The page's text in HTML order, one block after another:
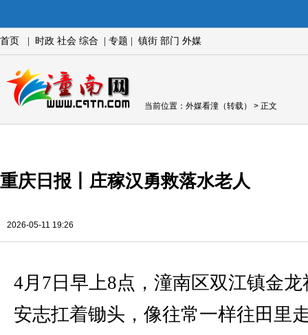
首页 时政 社会 综合 专题 镇街 部门 外媒
当前位置： 外媒看潼（转载） > 正文
重庆日报丨庄稼汉勇救落水老人
2026-05-11 19:26
4月7日早上8点，潼南区双江镇金
安志扛着锄头，像往常一样往田里